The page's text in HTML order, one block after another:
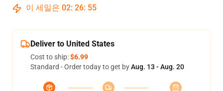
이 세일은 02: 26: 54
Deliver to United States
Cost to ship:$6.99
Standard - Order today to get byAug. 13 - Aug. 20